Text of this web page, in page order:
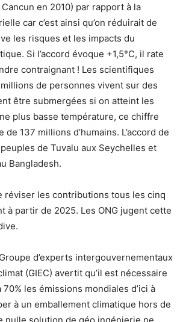
en 2010) par rapport à la
car c’est ainsi qu’on réduirait de
les risques et les impacts du
Si l’accord évoque +1,5°C, il rate
contraignant ! Les scientifiques
de personnes vivent sur des
être submergées si on atteint les
plus basse température, ce chiffre
de 137 millions d’humains. L’accord de
de Tuvalu aux Seychelles et
Bangladesh.
réviser les contributions tous les cinq
à partir de 2025. Les ONG jugent cette
d’experts intergouvernementaux
(GIEC) avertit qu’il est nécessaire
les émissions mondiales d’ici à
à un emballement climatique hors de
nulle solution de géo ingénierie ne